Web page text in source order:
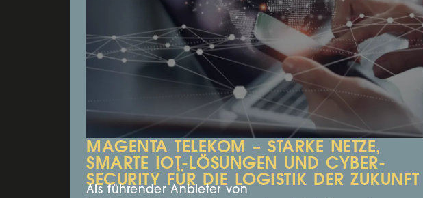
MAGENTA TELEKOM – STARKE NETZE,
SMARTE IOT-LÖSUNGEN UND CYBER-
SECURITY FÜR DIE LOGISTIK DER ZUKUNFT
Als führender Anbieter von